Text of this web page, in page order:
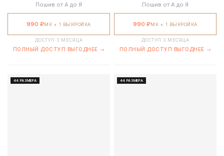
Пошив от А до Я
990 ₽МК + 1 ВЫКРОЙКА
ДОСТУП 3 МЕСЯЦА
ПОЛНЫЙ ДОСТУП ВЫГОДНЕЕ →
Пошив от А до Я
990 ₽МК + 1 ВЫКРОЙКА
ДОСТУП 3 МЕСЯЦА
ПОЛНЫЙ ДОСТУП ВЫГОДНЕЕ →
44 РАЗМЕРА 44 РАЗМЕРА